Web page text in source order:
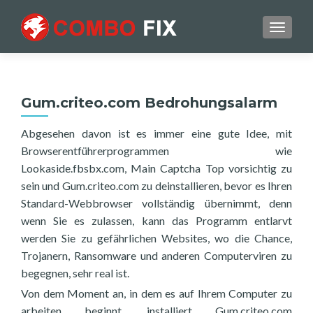
Gum.criteo.com Bedrohungsalarm
Abgesehen davon ist es immer eine gute Idee, mit
Browserentführerprogrammen wie
Lookaside.fbsbx.com, Main Captcha Top vorsichtig zu
sein und Gum.criteo.com zu deinstallieren, bevor es Ihren
Standard-Webbrowser vollständig übernimmt, denn
wenn Sie es zulassen, kann das Programm entlarvt
werden Sie zu gefährlichen Websites, wo die Chance,
Trojanern, Ransomware und anderen Computerviren zu
begegnen, sehr real ist.
Von dem Moment an, in dem es auf Ihrem Computer zu